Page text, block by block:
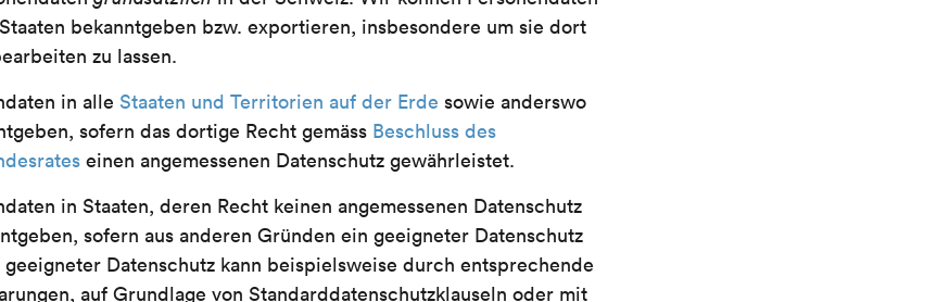
bekanntgeben bzw. exportieren, insbesondere um sie dort
zu lassen.
in alle Staaten und Territorien auf der Erde sowie anderswo
sofern das dortige Recht gemäss Beschluss des
einen angemessenen Datenschutz gewährleistet.
in Staaten, deren Recht keinen angemessenen Datenschutz
sofern aus anderen Gründen ein geeigneter Datenschutz
Datenschutz kann beispielsweise durch entsprechende
auf Grundlage von Standard­datenschutzklauseln oder mit